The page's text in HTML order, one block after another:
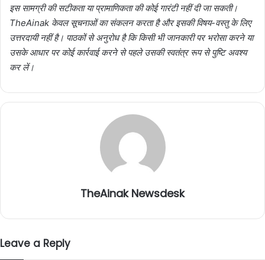
इस सामग्री की सटीकता या प्रामाणिकता की कोई गारंटी नहीं दी जा सकती।
TheAinak केवल सूचनाओं का संकलन करता है और इसकी विषय-वस्तु के लिए
उत्तरदायी नहीं है। पाठकों से अनुरोध है कि किसी भी जानकारी पर भरोसा करने या
उसके आधार पर कोई कार्रवाई करने से पहले उसकी स्वतंत्र रूप से पुष्टि अवश्य
कर लें।
TheAinak Newsdesk
Leave a Reply